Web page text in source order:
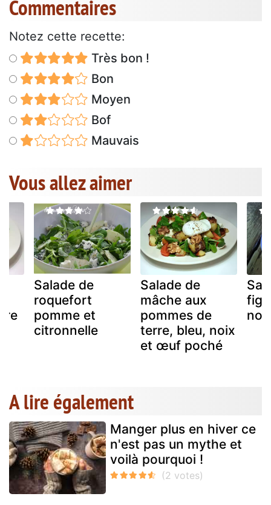
Commentaires
Notez cette recette:
Très bon !
Bon
Moyen
Bof
Mauvais
Vous allez aimer
Salade de
roquefort
pomme et
citronnelle
Salade de
mâche aux
pommes de
terre, bleu, noix
et œuf poché
A lire également
Manger plus en hiver ce
n'est pas un mythe et
voilà pourquoi !